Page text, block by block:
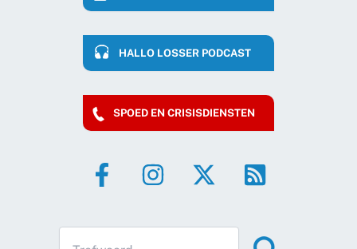
HALLO LOSSER PODCAST
SPOED EN CRISISDIENSTEN